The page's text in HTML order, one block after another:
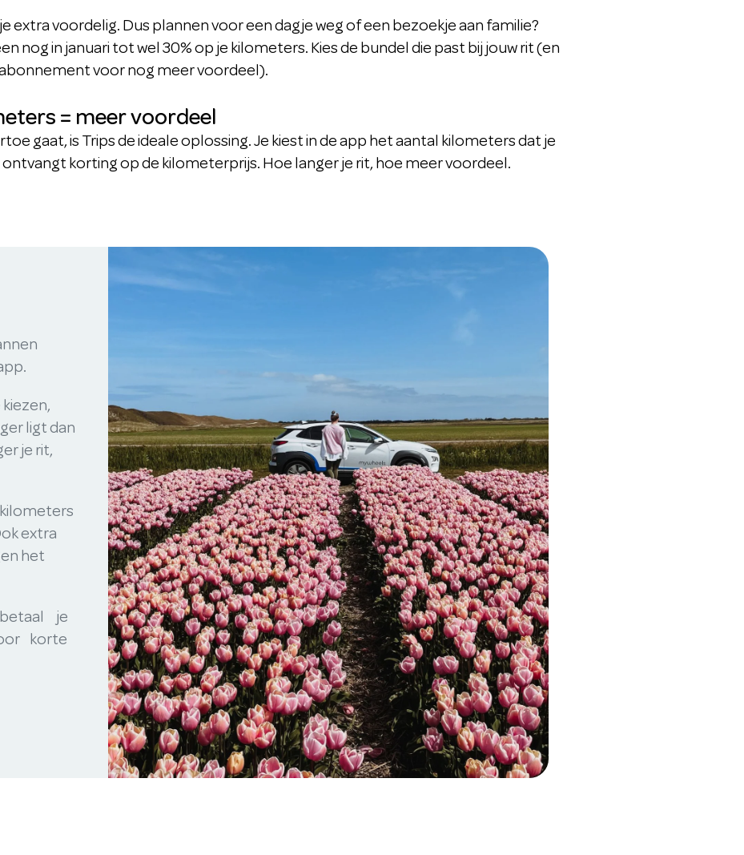
extra voordelig. Dus plannen voor een dagje weg of een bezoekje aan familie?
nog in januari tot wel 30% op je kilometers. Kies de bundel die past bij jouw rit (en
voor nog meer voordeel).
= meer voordeel
gaat, is Trips de ideale oplossing. Je kiest in de app het aantal kilometers dat je
ontvangt korting op de kilometerprijs. Hoe langer je rit, hoe meer voordeel.
ligt dan
je rit,
extra
het
betaal je
korte